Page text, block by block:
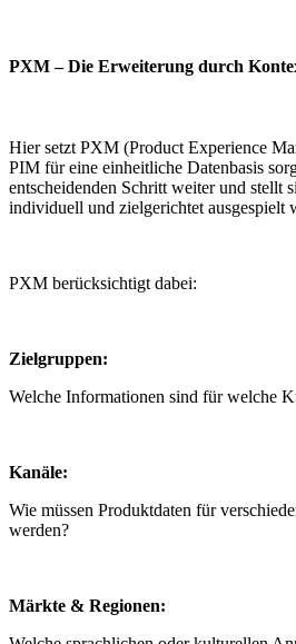
PXM – Die Erweiterung durch
Hier setzt PXM (Product Experience
PIM für eine einheitliche Datenbasis
entscheidenden Schritt weiter und stellt
individuell und zielgerichtet ausgespielt
PXM berücksichtigt dabei:
Zielgruppen:
Welche Informationen sind für welche
Kanäle:
Wie müssen Produktdaten für
werden?
Märkte & Regionen: